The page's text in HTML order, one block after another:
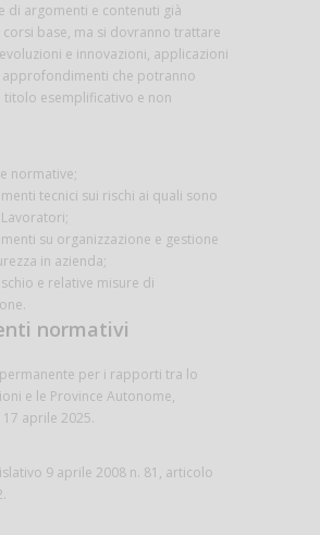
di argomenti e contenuti già
base, ma si dovranno trattare
e innovazioni, applicazioni
che potranno
titolo esemplificativo e non
normative;
tecnici sui rischi ai quali sono
su organizzazione e gestione
in azienda;
e relative misure di
normativi
per i rapporti tra lo
e le Province Autonome,
aprile 2025.
9 aprile 2008 n. 81, articolo